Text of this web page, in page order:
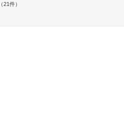
（21件）